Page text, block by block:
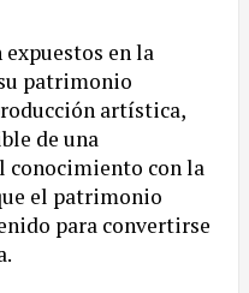
en la
patrimonio
artística,
de una
conocimiento con la
el patrimonio
para convertirse